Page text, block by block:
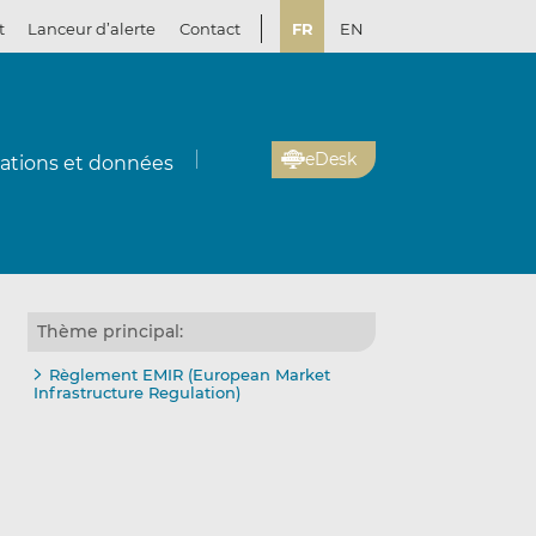
Lanceur d’alerte Contact FR EN
et données eDesk
Thème principal:
Règlement EMIR (European Market
Infrastructure Regulation)